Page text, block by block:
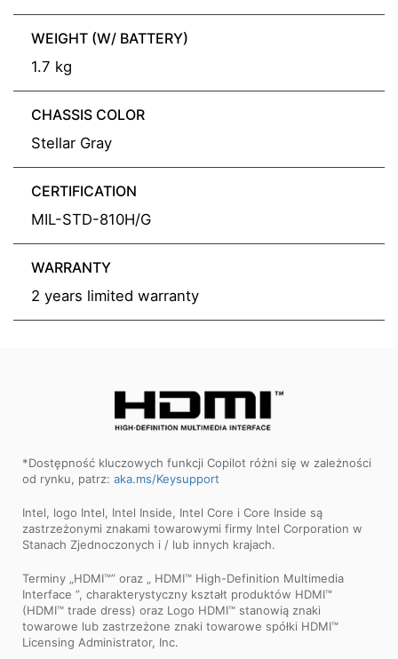
WEIGHT (W/ BATTERY)
1.7 kg
CHASSIS COLOR
Stellar Gray
CERTIFICATION
MIL-STD-810H/G
WARRANTY
2 years limited warranty
*Dostępność kluczowych funkcji Copilot różni się w zależności
od rynku, patrz: aka.ms/Keysupport
Intel, logo Intel, Intel Inside, Intel Core i Core Inside są
zastrzeżonymi znakami towarowymi firmy Intel Corporation w
Stanach Zjednoczonych i / lub innych krajach.
Terminy „HDMI™” oraz „ HDMI™ High-Definition Multimedia
Interface ”, charakterystyczny kształt produktów HDMI™
(HDMI™ trade dress) oraz Logo HDMI™ stanowią znaki
towarowe lub zastrzeżone znaki towarowe spółki HDMI™
Licensing Administrator, Inc.